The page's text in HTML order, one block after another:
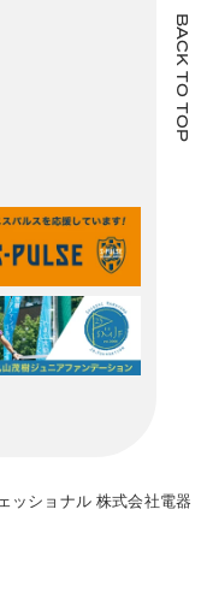
BACK TO TOP
ショナル 株式会社電器